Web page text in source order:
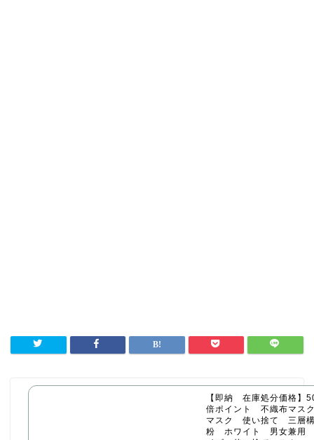
【即納 在庫処分価格
倍ポイント 不織布マ
マスク 使い捨て 三層
粉 ホワイト 男女兼用